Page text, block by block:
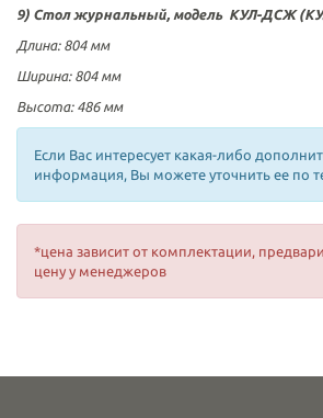
9) Стол журнальный, модель КУЛ-ДСЖ
Длина: 804 мм
Ширина: 804 мм
Высота: 486 мм
Если Вас интересует какая-либо
информация, Вы можете уточнить ее по
*цена зависит от комплектации,
цену у менеджеров